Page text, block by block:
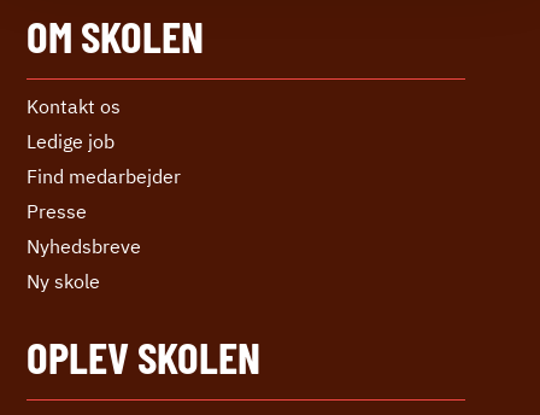
OM SKOLEN
Kontakt os
Ledige job
Find medarbejder
Presse
Nyhedsbreve
Ny skole
OPLEV SKOLEN